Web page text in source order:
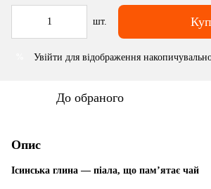
шт.
Увійти для відображення
До обраного
Опис
Ісинська глина — піала, що пам’ятає чай